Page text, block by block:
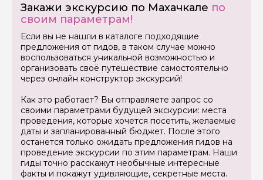
Закажи экскурсию по Махачкале по
своим параметрам!
Если вы не нашли в каталоге подходящие
предложения от гидов, в таком случае можно
воспользоваться уникальной возможностью и
организовать своё путешествие самостоятельно
через онлайн конструктор экскурсий!
Как это работает? Вы отправляете запрос со
своими параметрами будущей экскурсии: места
проведения, которые хочется посетить, желаемые
даты и запланированный бюджет. После этого
останется только ожидать предложения гидов на
проведение экскурсии по этим параметрам. Наши
гиды точно расскажут необычные интересные
факты и покажут удивляющие, секретные места.
Ваша электронная почта
Ваш номер телефона
Вопросы и комментарии
Если у вас есть интересующие вопросы, можете их
задать